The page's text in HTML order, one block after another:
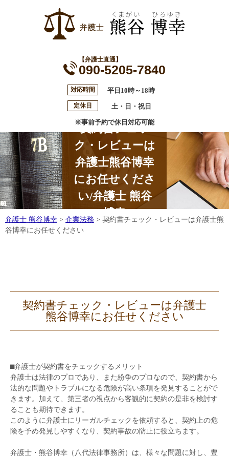
【弁護士直通】
090-5205-7840
対応時間 平日10時～18時
定休日 土・日・祝日
※事前予約で休日対応可能
契約書チェッ
ク・レビューは
弁護士熊谷博幸
にお任せくださ
い/弁護士 熊谷
博幸
弁護士 熊谷博幸 > 企業法務 > 契約書チェック・レビューは弁護士熊
谷博幸にお任せください
契約書チェック・レビューは弁護士
熊谷博幸にお任せください
⬛︎弁護士が契約書をチェックするメリット
弁護士は法律のプロであり、また紛争のプロなので、契約書から
法的な問題やトラブルになる危険が高い条項を発見することがで
きます。加えて、第三者の視点から客観的に契約の是非を検討す
ることも期待できます。
このように弁護士にリーガルチェックを依頼すると、契約上の危
険を予め発見しやすくなり、契約事故の防止に役立ちます。
弁護士・熊谷博幸（八代法律事務所）は、様々な問題に対し、豊